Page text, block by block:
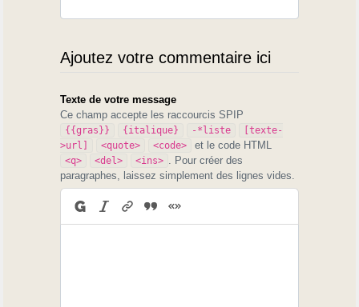
Ajoutez votre commentaire ici
Texte de votre message
Ce champ accepte les raccourcis SPIP
{{gras}} {italique} -*liste
[texte-
>url]
<quote> <code> et le code HTML
<q> <del> <ins>
. Pour créer des
paragraphes, laissez simplement des lignes vides.